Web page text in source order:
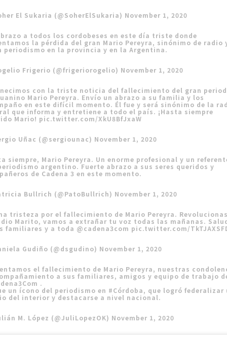
El Sukaria (@SoherElSukaria) November 1, 2020
a todos los cordobeses en este día triste donde
la pérdida del gran Mario Pereyra, sinónimo de radio
periodismo en la provincia y en la Argentina.
Frigerio (@frigeriorogelio) November 1, 2020
con la triste noticia del fallecimiento del gran
Mario Pereyra. Envío un abrazo a su familia y los
en este difícil momento. Él fue y será sinónimo de la
que informa y entretiene a todo el país. ¡Hasta siempre
Mario! pic.twitter.com/XkU8BfJxaW
Uñac (@sergiounac) November 1, 2020
siempre, Mario Pereyra. Un enorme profesional y un
argentino. Fuerte abrazo a sus seres queridos y
de Cadena 3 en este momento.
Bullrich (@PatoBullrich) November 1, 2020
tristeza por el fallecimiento de Mario Pereyra.
Marito, vamos a extrañar tu voz todas las mañanas.
familiares y a toda @cadena3com pic.twitter.com/
Gudiño (@dsgudino) November 1, 2020
el fallecimiento de Mario Pereyra, nuestras
a sus familiares, amigos y equipo de trabajo
.
un ícono del periodismo en #Córdoba, que logró federalizar
del interior y destacarse a nivel nacional.
M. López (@JuliLopezOK) November 1, 2020